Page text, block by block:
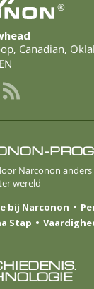
®
, Canadian,
Narconon anders
wereld
bij Narconon
Stap